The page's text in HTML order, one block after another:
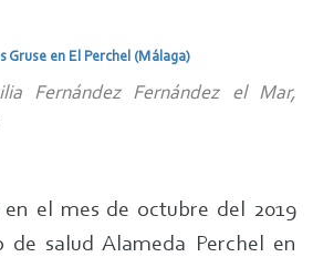
Gruse en El Perchel (Málaga)
Fernández Fernándezel Mar,
el mes de octubre del 2019
de salud Alameda Perchel en